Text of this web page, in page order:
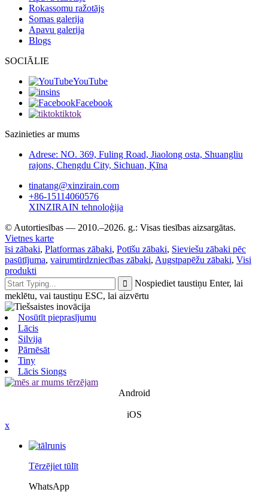
Rokassomu ražotājs
Somas galerija
Apavu galerija
Blogs
SOCIĀLIE
YouTube
ins
Facebook
tiktok
Sazinieties ar mums
Adrese: NO. 369, Fuling Road, Jiaolong osta, Shuangliu
rajons, Chengdu City, Sichuan, Ķīna
tinatang@xinzirain.com
+86-15114060576
XINZIRAIN tehnoloģija
© Autortiesības — 2010.–2026. g.: Visas tiesības aizsargātas.
Vietnes karte
īsi zābaki, Platformas zābaki, Potīšu zābaki, Sieviešu zābaki pēc
pasūtījuma, vairumtirdzniecības zābaki, Augstpapēžu zābaki, Visi
produkti
Nospiediet taustiņu Enter, lai
meklētu, vai taustiņu ESC, lai aizvērtu
Nosūtīt pieprasījumu
Lācis
Silvija
Pārnēsāt
Tiny
Lācis Siongs
Android
iOS
x
Tērzējiet tūlīt
WhatsApp